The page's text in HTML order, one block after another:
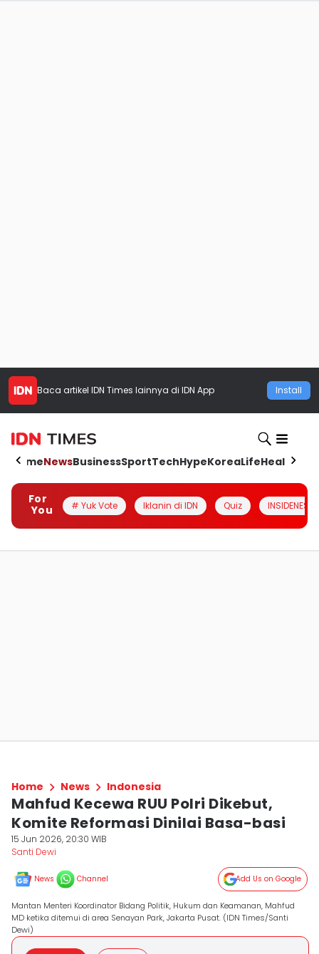
Baca artikel IDN Times lainnya di IDN App Install
HomeNewsBusinessSportTechHypeKoreaLifeHealth
For
You
# Yuk Vote Iklanin di IDN Quiz INSIDENESIA
Home News Indonesia
Mahfud Kecewa RUU Polri Dikebut,
Komite Reformasi Dinilai Basa-basi
15 Jun 2026, 20:30 WIB
Santi Dewi
News Channel Add Us on Google
Mantan Menteri Koordinator Bidang Politik, Hukum dan Keamanan, Mahfud
MD ketika ditemui di area Senayan Park, Jakarta Pusat. (IDN Times/Santi
Dewi)